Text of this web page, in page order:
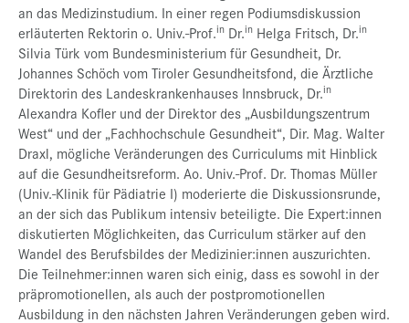
an das Medizinstudium. In einer regen Podiumsdiskussion
erläuterten Rektorin o. Univ.-Prof.in Dr.in Helga Fritsch, Dr.in
Silvia Türk vom Bundesministerium für Gesundheit, Dr.
Johannes Schöch vom Tiroler Gesundheitsfond, die Ärztliche
Direktorin des Landeskrankenhauses Innsbruck, Dr.in
Alexandra Kofler und der Direktor des „Ausbildungszentrum
West“ und der „Fachhochschule Gesundheit“, Dir. Mag. Walter
Draxl, mögliche Veränderungen des Curriculums mit Hinblick
auf die Gesundheitsreform. Ao. Univ.-Prof. Dr. Thomas Müller
(Univ.-Klinik für Pädiatrie I) moderierte die Diskussionsrunde,
an der sich das Publikum intensiv beteiligte. Die Expert:innen
diskutierten Möglichkeiten, das Curriculum stärker auf den
Wandel des Berufsbildes der Medizinier:innen auszurichten.
Die Teilnehmer:innen waren sich einig, dass es sowohl in der
präpromotionellen, als auch der postpromotionellen
Ausbildung in den nächsten Jahren Veränderungen geben wird.